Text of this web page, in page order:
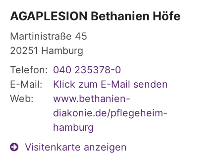
AGAPLESION Bethanien Höfe
Martinistraße 45
20251 Hamburg
Telefon: 040 235378-0
E-Mail:
Klick zum E-Mail senden
Web:
www.bethanien-
diakonie.de/pflegeheim-
hamburg
Visitenkarte anzeigen